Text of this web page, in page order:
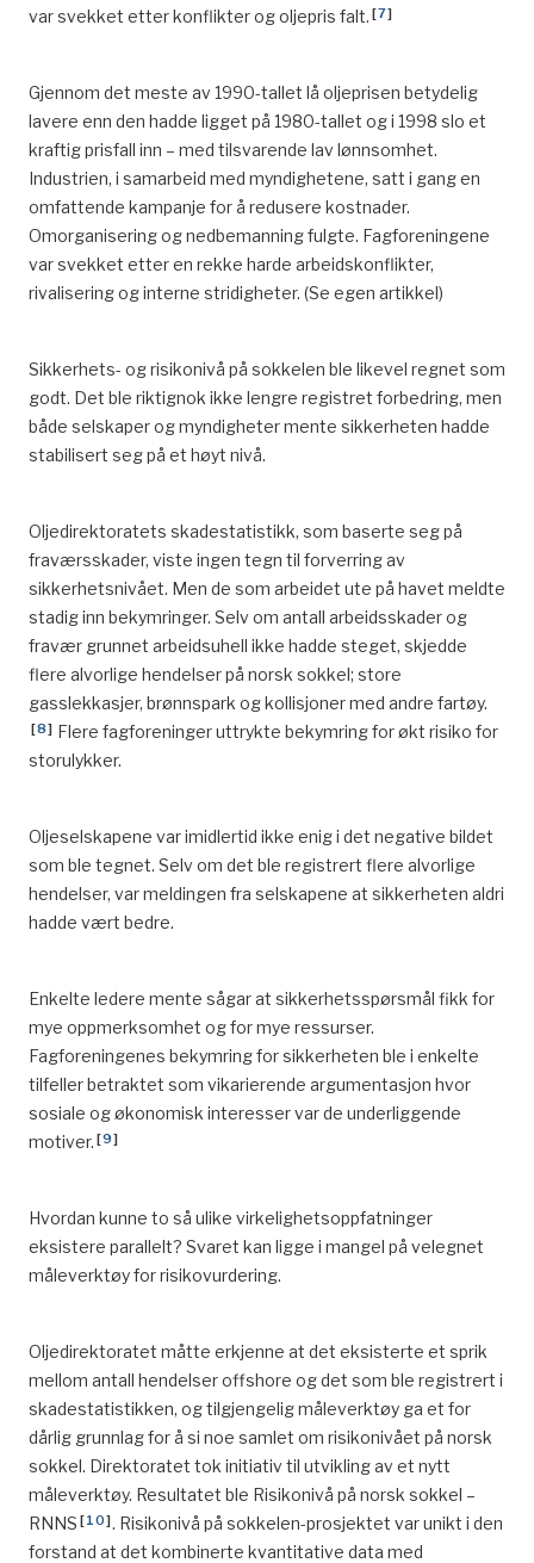
^Endring av petroleumsskatteloven vedtatt 14. mai
^ Rådmannens forslag til budsjett for Sola
kommunekasse for 1983.
^ Rådmannens forslag til budsjett for Sola
kommunekasse for 1985.
^Stavanger Aftenblad, ”Alt blir dyrere i det rike Sola”,
19. mai 1987.
Stavanger Aftenblad,
Rogaland reiser skattekrav
var svekket etter konflikter og oljepris falt. [7]
Gjennom det meste av 1990-tallet lå oljeprisen betydelig
lavere enn den hadde ligget på 1980-tallet og i 1998 slo et
kraftig prisfall inn – med tilsvarende lav lønnsomhet.
Industrien, i samarbeid med myndighetene, satt i gang en
omfattende kampanje for å redusere kostnader.
Omorganisering og nedbemanning fulgte. Fagforeningene
var svekket etter en rekke harde arbeidskonflikter,
rivalisering og interne stridigheter. (Se egen artikkel)
Sikkerhets- og risikonivå på sokkelen ble likevel regnet som
godt. Det ble riktignok ikke lengre registret forbedring, men
både selskaper og myndigheter mente sikkerheten hadde
stabilisert seg på et høyt nivå.
Oljedirektoratets skadestatistikk, som baserte seg på
fraværsskader, viste ingen tegn til forverring av
sikkerhetsnivået. Men de som arbeidet ute på havet meldte
stadig inn bekymringer. Selv om antall arbeidsskader og
fravær grunnet arbeidsuhell ikke hadde steget, skjedde
flere alvorlige hendelser på norsk sokkel; store
gasslekkasjer, brønnspark og kollisjoner med andre fartøy.
[8] Flere fagforeninger uttrykte bekymring for økt risiko for
storulykker.
Oljeselskapene var imidlertid ikke enig i det negative bildet
som ble tegnet. Selv om det ble registrert flere alvorlige
hendelser, var meldingen fra selskapene at sikkerheten aldri
hadde vært bedre.
Enkelte ledere mente sågar at sikkerhetsspørsmål fikk for
mye oppmerksomhet og for mye ressurser.
Fagforeningenes bekymring for sikkerheten ble i enkelte
tilfeller betraktet som vikarierende argumentasjon hvor
sosiale og økonomisk interesser var de underliggende
motiver. [9]
Hvordan kunne to så ulike virkelighetsoppfatninger
eksistere parallelt? Svaret kan ligge i mangel på velegnet
måleverktøy for risikovurdering.
Oljedirektoratet måtte erkjenne at det eksisterte et sprik
mellom antall hendelser offshore og det som ble registrert i
skadestatistikken, og tilgjengelig måleverktøy ga et for
dårlig grunnlag for å si noe samlet om risikonivået på norsk
sokkel. Direktoratet tok initiativ til utvikling av et nytt
måleverktøy. Resultatet ble Risikonivå på norsk sokkel –
RNNS [10]. Risikonivå på sokkelen-prosjektet var unikt i den
forstand at det kombinerte kvantitative data med